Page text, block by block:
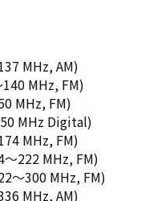
MHz, AM)
MHz, FM)
MHz, FM)
MHz Digital)
MHz, FM)
222 MHz, FM)
～300 MHz, FM)
MHz, AM)